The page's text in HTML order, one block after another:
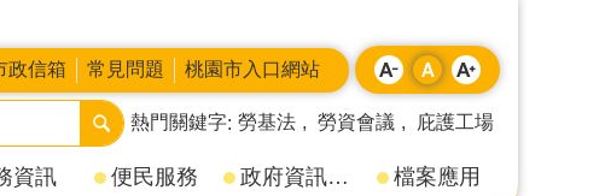
政信箱 常見問題 桃園市入口網站
熱門關鍵字 勞基法 勞資會議 庇護工場
資訊 便民服務 政府資訊公開 檔案應用